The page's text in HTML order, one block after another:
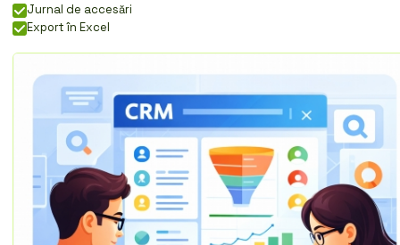
Jurnal de accesări
Export în Excel